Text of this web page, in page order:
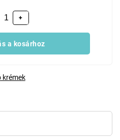
+
a kosárhoz
krémek